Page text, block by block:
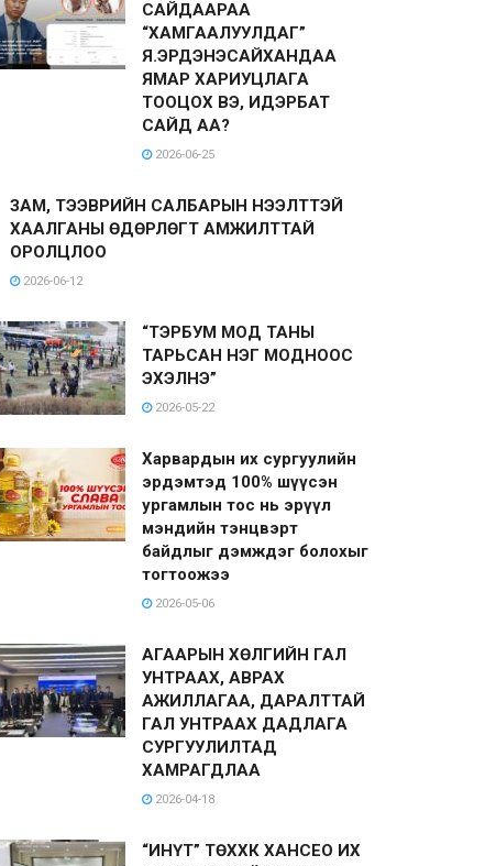
САЙДААРАА
“ХАМГААЛУУЛДАГ”
Я.ЭРДЭНЭСАЙХАНДАА
ЯМАР ХАРИУЦЛАГА
ТООЦОХ ВЭ, ИДЭРБАТ
САЙД АА?
2026-06-25
ЗАМ, ТЭЭВРИЙН САЛБАРЫН НЭЭЛТТЭЙ
ХААЛГАНЫ ӨДӨРЛӨГТ АМЖИЛТТАЙ
ОРОЛЦЛОО
2026-06-12
“ТЭРБУМ МОД ТАНЫ
ТАРЬСАН НЭГ МОДНООС
ЭХЭЛНЭ”
2026-05-22
Харвардын их сургуулийн
эрдэмтэд 100% шүүсэн
ургамлын тос нь эрүүл
мэндийн тэнцвэрт
байдлыг дэмждэг болохыг
тогтоожээ
2026-05-06
АГААРЫН ХӨЛГИЙН ГАЛ
УНТРААХ, АВРАХ
АЖИЛЛАГАА, ДАРАЛТТАЙ
ГАЛ УНТРААХ ДАДЛАГА
СУРГУУЛИЛТАД
ХАМРАГДЛАА
2026-04-18
“ИНҮТ” ТӨХХК ХАНСЕО ИХ